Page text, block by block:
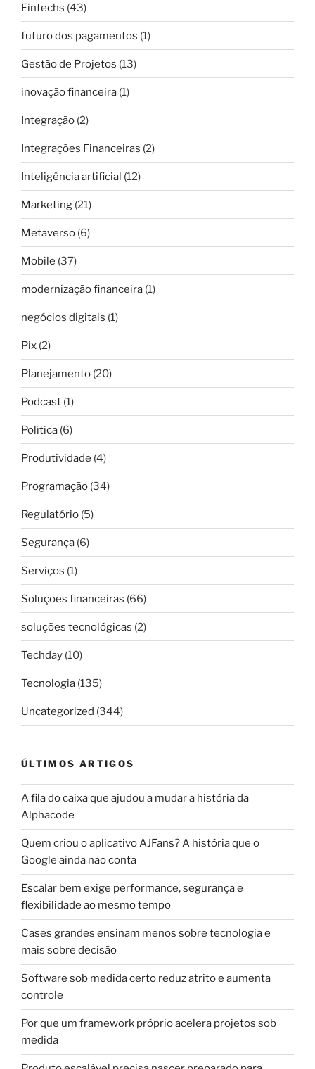
Fintechs (43)
futuro dos pagamentos (1)
Gestão de Projetos (13)
inovação financeira (1)
Integração (2)
Integrações Financeiras (2)
Inteligência artificial (12)
Marketing (21)
Metaverso (6)
Mobile (37)
modernização financeira (1)
negócios digitais (1)
Pix (2)
Planejamento (20)
Podcast (1)
Política (6)
Produtividade (4)
Programação (34)
Regulatório (5)
Segurança (6)
Serviços (1)
Soluções financeiras (66)
soluções tecnológicas (2)
Techday (10)
Tecnologia (135)
Uncategorized (344)
ÚLTIMOS ARTIGOS
A fila do caixa que ajudou a mudar a história da
Alphacode
Quem criou o aplicativo AJFans? A história que o
Google ainda não conta
Escalar bem exige performance, segurança e
flexibilidade ao mesmo tempo
Cases grandes ensinam menos sobre tecnologia e
mais sobre decisão
Software sob medida certo reduz atrito e aumenta
controle
Por que um framework próprio acelera projetos sob
medida